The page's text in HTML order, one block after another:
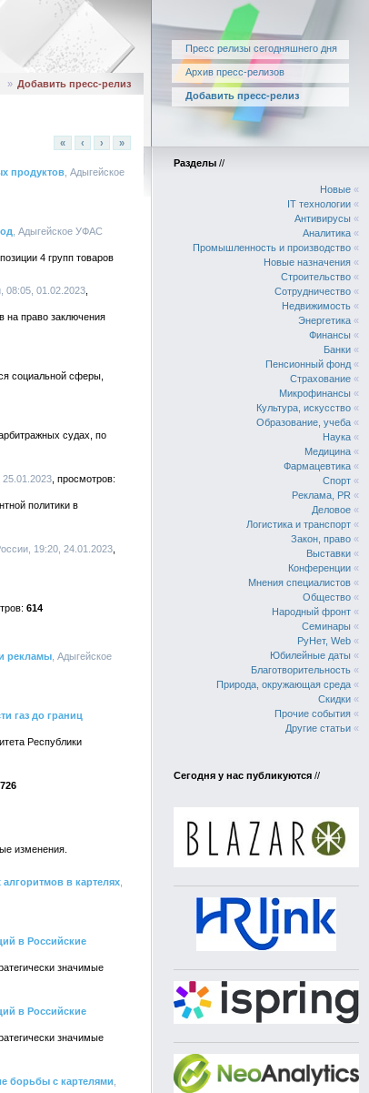
Пресс релизы сегодняшнего дня
Архив пресс-релизов
Добавить пресс-релиз
» Добавить пресс-релиз
« ‹ › »
продуктов , Адыгейское
, Адыгейское УФАС
4 групп товаров
08:05, 01.02.2023
на право заключения
социальной сферы,
судах, по
25.01.2023
политики в
19:20, 24.01.2023
614
рекламы , Адыгейское
газ до границ
Республики
726
изменения.
в картелях
в Российские
значимые
в Российские
значимые
борьбы с картелями
Разделы //
Новые «
IT технологии «
Антивирусы «
Аналитика «
Промышленность и производство «
Новые назначения «
Строительство «
Сотрудничество «
Недвижимость «
Энергетика «
Финансы «
Банки «
Пенсионный фонд «
Страхование «
Микрофинансы «
Культура, искусство «
Образование, учеба «
Наука «
Медицина «
Фармацевтика «
Спорт «
Реклама, PR «
Деловое «
Логистика и транспорт «
Закон, право «
Выставки «
Конференции «
Мнения специалистов «
Общество «
Народный фронт «
Семинары «
РуНет, Web «
Юбилейные даты «
Благотворительность «
Природа, окружающая среда «
Скидки «
Прочие события «
Другие статьи «
Сегодня у нас публикуются //